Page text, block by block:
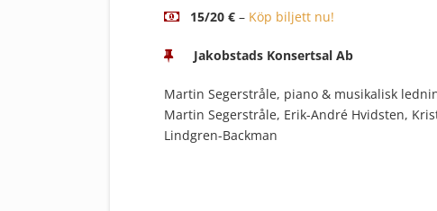
15/20 € – Köp biljett nu!
Jakobstads Konsertsal Ab
Martin Segerstråle, piano & musikalisk
Martin Segerstråle, Erik-André Hvidsten,
Lindgren-Backman